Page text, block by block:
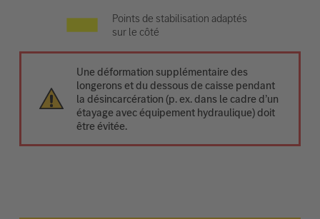
Points de stabilisation adaptés
sur le côté
Une déformation supplémentaire des
longerons et du dessous de caisse pendant
la désincarcération (p. ex. dans le cadre d’un
étayage avec équipement hydraulique) doit
être évitée.